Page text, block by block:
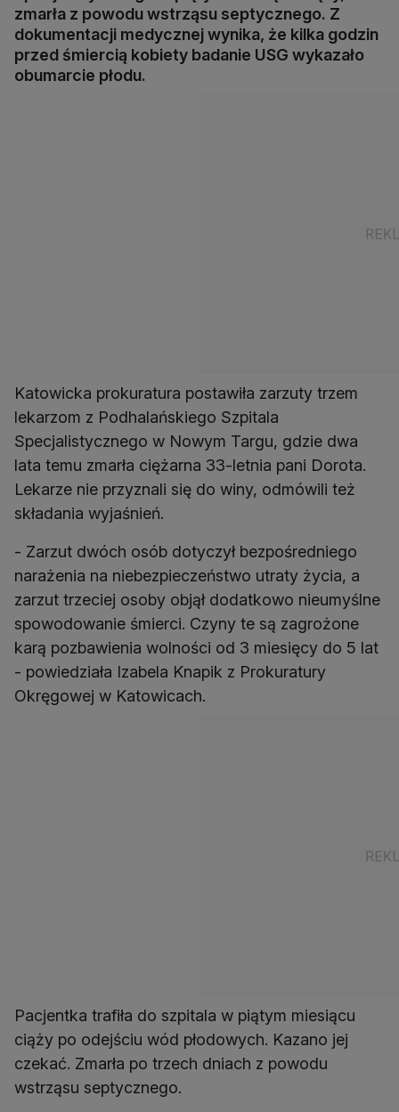
zmarła z powodu wstrząsu septycznego. Z
dokumentacji medycznej wynika, że kilka godzin
przed śmiercią kobiety badanie USG wykazało
obumarcie płodu.
Katowicka prokuratura postawiła zarzuty trzem
lekarzom z Podhalańskiego Szpitala
Specjalistycznego w Nowym Targu, gdzie dwa
lata temu zmarła ciężarna 33-letnia pani Dorota.
Lekarze nie przyznali się do winy, odmówili też
składania wyjaśnień.
- Zarzut dwóch osób dotyczył bezpośredniego
narażenia na niebezpieczeństwo utraty życia, a
zarzut trzeciej osoby objął dodatkowo nieumyślne
spowodowanie śmierci. Czyny te są zagrożone
karą pozbawienia wolności od 3 miesięcy do 5 lat
- powiedziała Izabela Knapik z Prokuratury
Okręgowej w Katowicach.
Pacjentka trafiła do szpitala w piątym miesiącu
ciąży po odejściu wód płodowych. Kazano jej
czekać. Zmarła po trzech dniach z powodu
wstrząsu septycznego.